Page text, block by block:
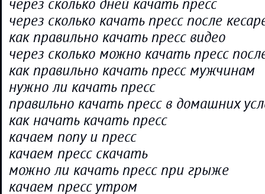
через сколько дней качать пресс
через сколько качать пресс после
как правильно качать пресс видео
через сколько можно качать пресс
как правильно качать пресс мужчинам
нужно ли качать пресс
правильно качать пресс в домашних
как начать качать пресс
качаем попу и пресс
качаем пресс скачать
можно ли качать пресс при грыже
качаем пресс утром